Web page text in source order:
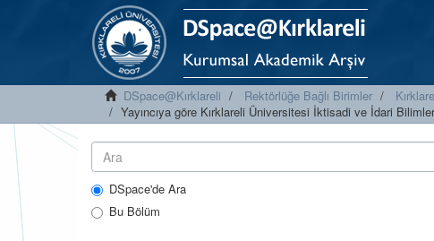
DSpace@Kırklareli Rektörlüğe Bağlı Birimler
Yayıncıya göre Kırklareli Üniversitesi İktisadi ve İdari
DSpace'de Ara
Bu Bölüm